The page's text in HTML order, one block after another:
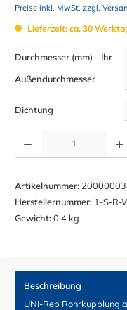
Preise inkl. MwSt. zzgl.
Lieferzeit: ca. 30
Durchmesser (mm) - Ihr
Außendurchmesser
Dichtung
Produkt Anzahl: Gib den
Artikelnummer:
Herstellernummer: 1-S-R-
Gewicht:0,4 kg
Beschreibung
UNI-Rep Rohrkupplung